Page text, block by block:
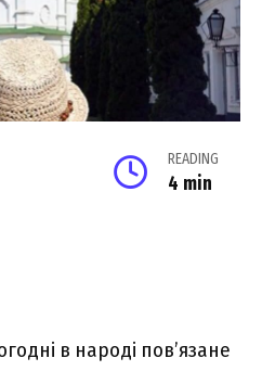
READING
4 min
в народі пов’язане